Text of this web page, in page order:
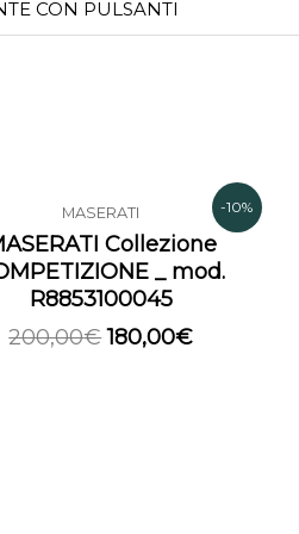
CON PULSANTI
-10%
MASERATI
Collezione
_ mod.
R8853100045
200,00€
Il
prezzo
originale
era:
200,00€.
180,00€
prezzo
attuale
è: